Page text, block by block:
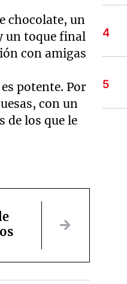
chocolate, un
un toque final
con amigas
es potente. Por
con un
de los que le